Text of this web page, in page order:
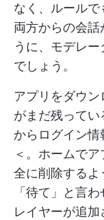
なく、ルール
両方からの会話
うに、モデレ
でしょう。
アプリをダウ
がまだ残って
からログイン情
＜。ホームで
全に削除するよ
「待て」と言
レイヤーが追加